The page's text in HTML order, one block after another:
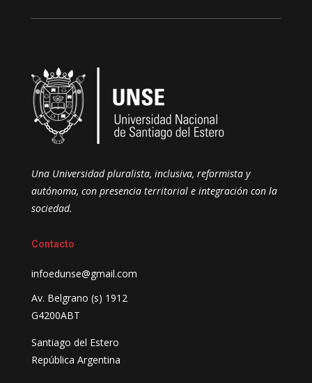
Una Universidad pluralista, inclusiva, reformista y
autónoma, con presencia territorial e integración con la
sociedad.
Contacto
infoedunse@gmail.com
Av. Belgrano (s) 1912
G4200ABT
Santiago del Estero
República Argentina